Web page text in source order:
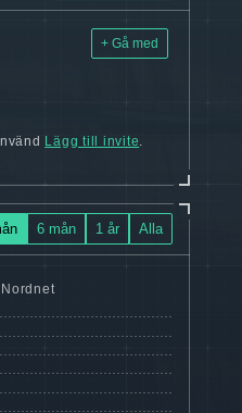
+ Gå med
Lägg till invite.
6 mån 1 år Alla